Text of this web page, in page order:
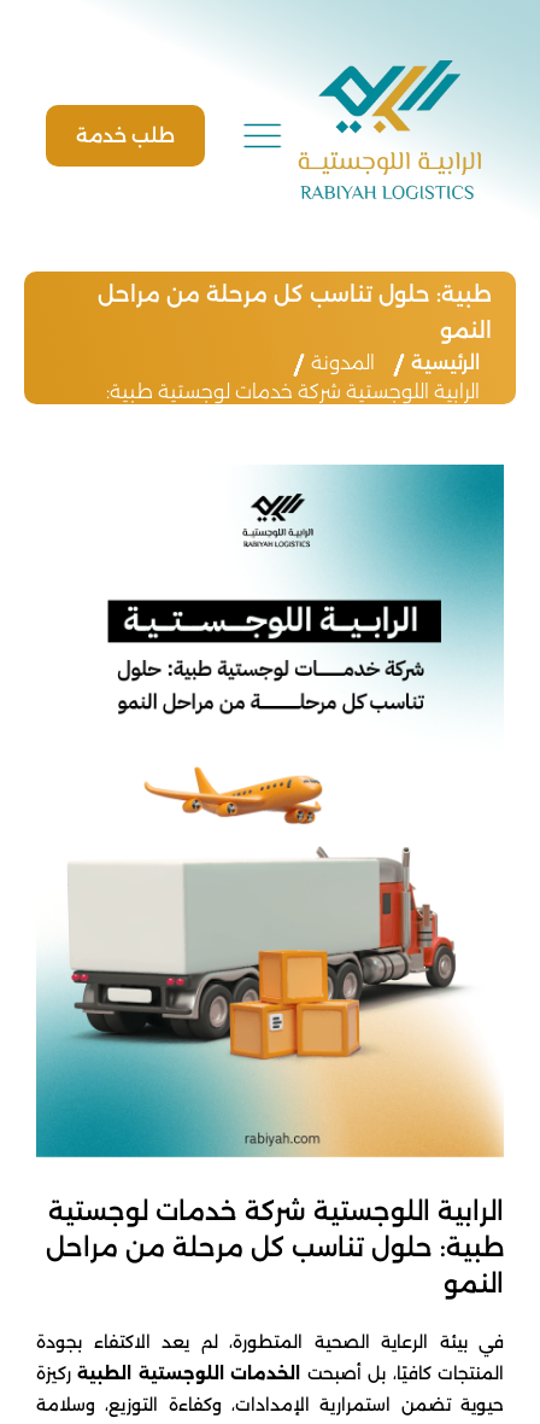
content
طلب خدمة
طبية: حلول تناسب كل مرحلة من مراحل
النمو
الرئيسية
المدونة
الرابية اللوجستية شركة خدمات لوجستية طبية:
الرابية اللوجستية شركة خدمات لوجستية
طبية: حلول تناسب كل مرحلة من مراحل
النمو
في بيئة الرعاية الصحية المتطورة، لم يعد الاكتفاء بجودة
المنتجات كافيًا، بل أصبحت
الخدمات اللوجستية الطبيةركيزة
حيوية تضمن استمرارية الإمدادات، وكفاءة التوزيع، وسلامة